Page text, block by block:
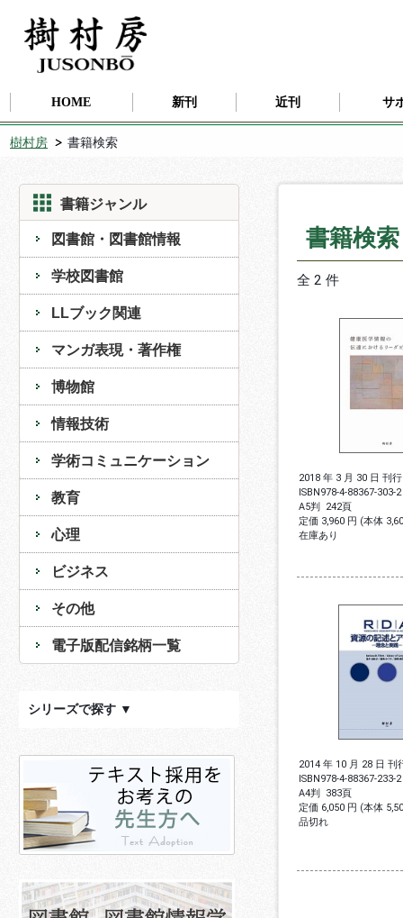
HOME 新刊 近刊 サ
樹村房 書籍検索
書籍ジャンル
図書館・図書館情報
学校図書館
LLブック関連
マンガ表現・著作権
博物館
情報技術
学術コミュニケーション
教育
心理
ビジネス
その他
電子版配信銘柄一覧
シリーズで探す ▼
書籍検
全 2 件
2018 年 3 月 30 日 刊行
ISBN978-4-88367-303-2
A5判 242頁
定価 3,960 円 (本体
在庫あり
2014 年 10 月 28 日 刊
ISBN978-4-88367-233-2
A4判 383頁
定価 6,050 円 (本体
品切れ